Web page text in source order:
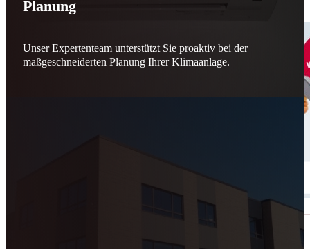
Schicker. Wir bringen’s wieder zum Laufen.
Planung
Unser Expertenteam unterstützt Sie proaktiv bei der
maßgeschneiderten Planung Ihrer Klimaanlage.